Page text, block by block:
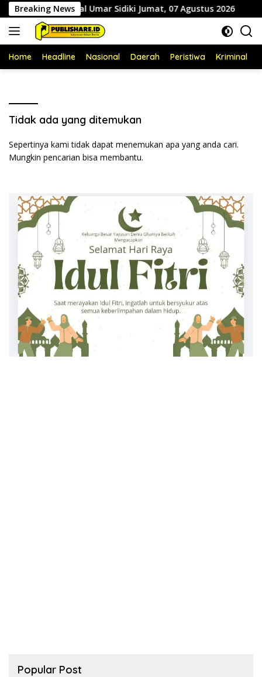
Langsung
ke
konten
Breaking News
RSUD dr. Zainal Umar Sidiki Jumat, 07 Agustus 2026
Home Headline Nasional Daerah Peristiwa Kriminal
Tidak ada yang ditemukan
Sepertinya kami tidak dapat menemukan apa yang anda cari.
Mungkin pencarian bisa membantu.
Popular Post